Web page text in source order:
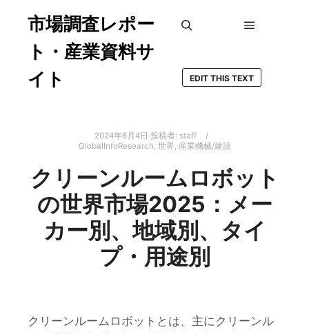
市場調査レポー
ト・産業資料サ
イト
EDIT THIS TEXT
2024年6月4日 投稿者: staff
GlobalInfoResearch, 世界, 産業機械/建設
クリーンルームロボット
の世界市場2025：メー
カー別、地域別、タイ
プ・用途別
クリーンルームロボットとは、主にクリーンル